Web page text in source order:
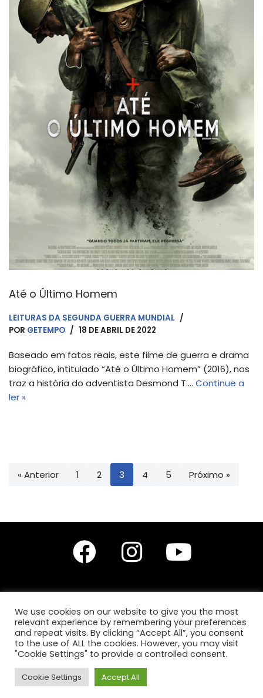
Até o Último Homem
LEITURAS DA SEGUNDA GUERRA MUNDIAL
POR GETEMPO 18 DE ABRIL DE 2022
Baseado em fatos reais, este filme de guerra e drama
biográfico, intitulado “Até o Último Homem” (2016), nos
traz a história do adventista Desmond T.… Continue a
ler »
« Anterior 1 2 3 4 5 Próximo »
Editores do site: Prof. Dr. Diego Leonardo Santana Silva,Prof.ª Drª Anita Lucchesi
eProf.ª Ma. Karla Karine de Jesus Silva.
Copyright © 2026 GET | Powered by GET, todos os
We use cookies on our website to give you the most
relevant experience by remembering your preferences
and repeat visits. By clicking “Accept All”, you consent
to the use of ALL the cookies. However, you may visit
"Cookie Settings" to provide a controlled consent.
Cookie Settings Accept All